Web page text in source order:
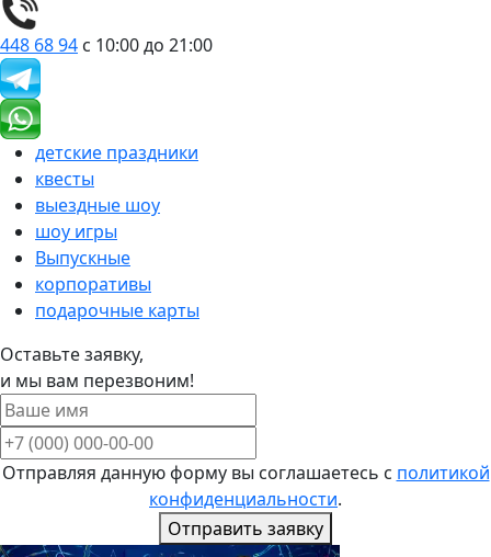
448 68 94 с 10:00 до 21:00
детские праздники
квесты
выездные шоу
шоу игры
Выпускные
корпоративы
подарочные карты
Оставьте заявку,
и мы вам перезвоним!
Отправляя данную форму вы соглашаетесь с политикой
конфиденциальности.
Отправить заявку